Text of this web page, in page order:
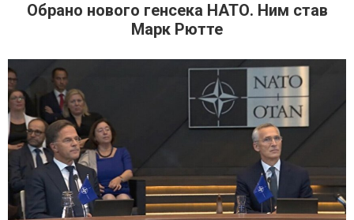
Обрано нового генсека НАТО. Ним став
Марк Рютте